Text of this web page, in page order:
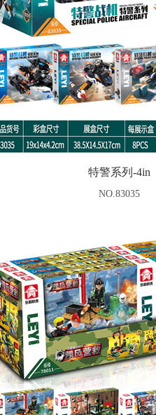
特警系列-4in
NO.83035